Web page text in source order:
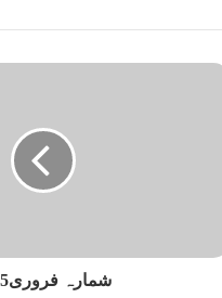
شمارہ فروری2015